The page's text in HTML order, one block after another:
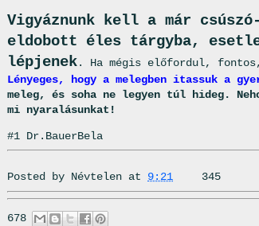
Vigyáznunk kell a már
eldobott éles tárgyba,
lépjenek. Ha mégis előfordul,
Lényeges, hogy a melegben itassuk a
meleg, és soha ne legyen túl hideg.
mi nyaralásunkat!
#1 Dr.BauerBela
Posted by Névtelen at 9:21 345
678